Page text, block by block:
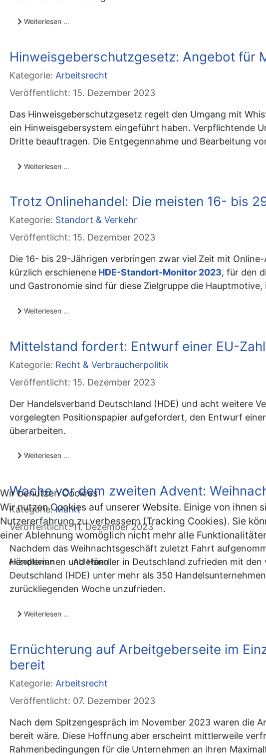
Weiterlesen …
Hinweisgeberschutzgesetz: Angebot für
Kategorie: Arbeitsrecht
Veröffentlicht: 15. Dezember 2023
Das Hinweisgeberschutzgesetz regelt den Umgang mit
ein Hinweisgebersystem eingeführt haben. Verpflichtende
Dritte beauftragen. Die Entgegennahme und Bearbeitung
Weiterlesen …
Trotz Onlinehandel: Die meisten 16- bis
Kategorie: Standort & Verkehr
Veröffentlicht: 15. Dezember 2023
Die 16- bis 29-Jährigen verbringen zwar viel Zeit mit
kürzlich erschienene HDE-Standort-Monitor 2023, für den
und Gastronomie sind für diese Zielgruppe die
Weiterlesen …
Mittelstand fordert: Entwurf einer EU-
Kategorie: Recht & Verbraucherpolitik
Veröffentlicht: 15. Dezember 2023
Der Handelsverband Deutschland (HDE) und acht weitere
vorgelegten Positionspapier aufgefordert, den Entwurf
überarbeiten.
Weiterlesen …
Woche vor dem zweiten Advent:
Kategorie:Markt
Veröffentlicht: 11. Dezember 2023
Nachdem das Weihnachtsgeschäft zuletzt Fahrt
Händlerinnen und Händler in Deutschland zufrieden mit
Deutschland (HDE) unter mehr als 350
zurückliegenden Woche unzufrieden.
Weiterlesen …
Ernüchterung auf Arbeitgeberseite im
bereit
Kategorie: Arbeitsrecht
Veröffentlicht: 07. Dezember 2023
Nach dem Spitzengespräch im November 2023 waren die
bereit wäre. Diese Hoffnung aber erscheint mittlerweile
Rahmenbedingungen für die Unternehmen an ihren
Wir benutzen Cookies
Wir nutzen Cookies auf unserer Website. Einige von
Nutzererfahrung zu verbessern (Tracking Cookies). Sie
einer Ablehnung womöglich nicht mehr alle
Akzeptieren Ablehnen